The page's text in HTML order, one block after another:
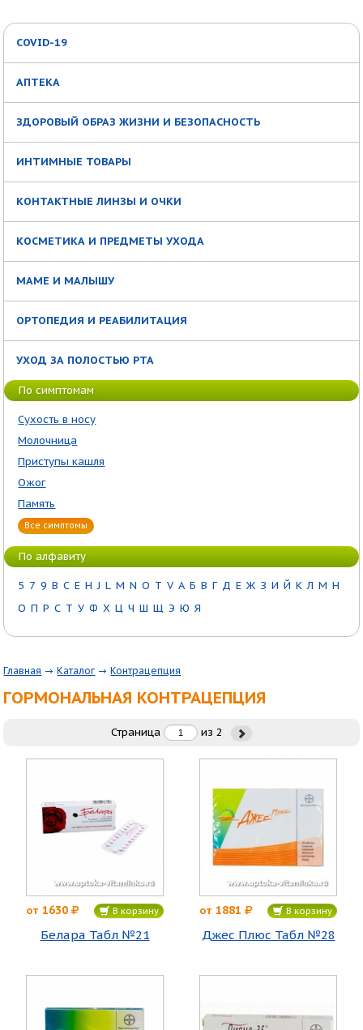
COVID-19
АПТЕКА
ЗДОРОВЫЙ ОБРАЗ ЖИЗНИ И БЕЗОПАСНОСТЬ
ИНТИМНЫЕ ТОВАРЫ
КОНТАКТНЫЕ ЛИНЗЫ И ОЧКИ
КОСМЕТИКА И ПРЕДМЕТЫ УХОДА
МАМЕ И МАЛЫШУ
ОРТОПЕДИЯ И РЕАБИЛИТАЦИЯ
УХОД ЗА ПОЛОСТЬЮ РТА
По симптомам
Сухость в носу
Молочница
Приступы кашля
Ожог
Память
Все симптомы
По алфавиту
5 7 9 B C E H J L M N O T V А Б В Г Д Е Ж З И Й К Л М Н
О П Р С Т У Ф Х Ц Ч Ш Щ Э Ю Я
Главная Каталог Контрацепция
ГОРМОНАЛЬНАЯ КОНТРАЦЕПЦИЯ
Страница из 2
от 1630 В корзину
Белара Табл №21
от 1881 В корзину
Джес Плюс Табл №28